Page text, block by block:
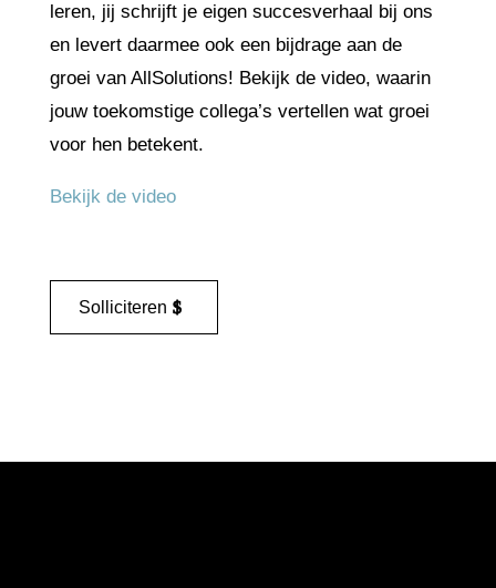
leren, jij schrijft je eigen succesverhaal bij ons
en levert daarmee ook een bijdrage aan de
groei van AllSolutions! Bekijk de video, waarin
jouw toekomstige collega’s vertellen wat groei
voor hen betekent.
Bekijk de video
Solliciteren